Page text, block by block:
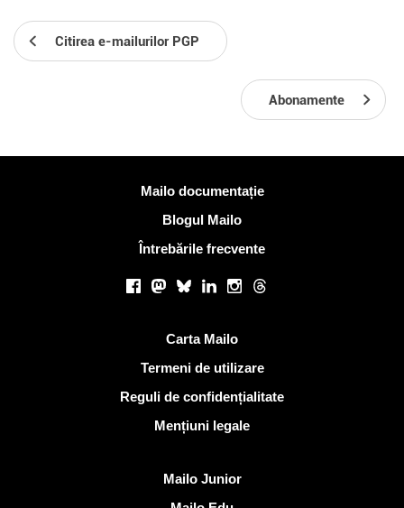
Citirea e-mailurilor PGP
Abonamente
Mailo documentație
Blogul Mailo
Întrebările frecvente
Facebook
Mastodon
BlueskyLinkedInInstagram
Threads
Carta Mailo
Termeni de utilizare
Reguli de confidențialitate
Mențiuni legale
Mailo Junior